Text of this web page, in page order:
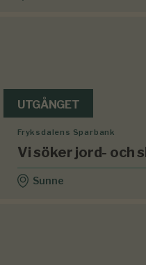
UTGÅNGET
Fryksdalens Sparbank
Vi söker jord- och
Sunne